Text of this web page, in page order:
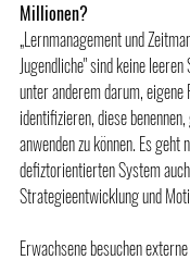
Millionen?
„Lernmanagement und
Jugendliche" sind keine
unter anderem darum, eigene
identifizieren, diese
anwenden zu können. Es geht
defiztorientierten System
Strategieentwicklung und
Erwachsene besuchen